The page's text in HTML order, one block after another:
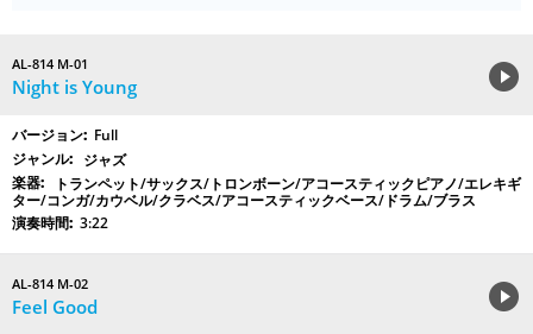
AL-814 M-01
Night is Young
Full
ジャズ
トランペット/サックス/トロンボーン/アコースティックピアノ/エレキギ
ター/コンガ/カウベル/クラベス/アコースティックベース/ドラム/ブラス
3:22
AL-814 M-02
Feel Good